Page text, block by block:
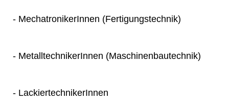
- MechatronikerInnen (Fertigungstechnik)
- MetalltechnikerInnen (Maschinenbautechnik)
- LackiertechnikerInnen